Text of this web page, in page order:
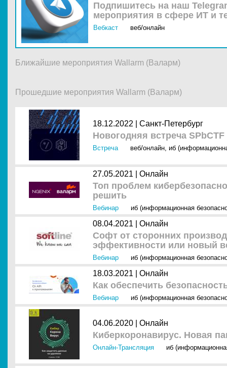
Подпишитесь на наш
мероприятия в сфере ИТ и
Вебкаст веб/онлайн
Ближайшие мероприятия Wallarm (Валарм)
Прошедшие мероприятия Wallarm (Валарм)
18.12.2022 | Санкт-Петербург
Новогодняя встреча
Встреча веб/онлайн, иб
27.05.2021 | Онлайн
Топ проблем
решить
Вебинар иб (информационная
08.04.2021 | Онлайн
Софт от сторонних
эффективности или новый
Вебинар иб (информационная
18.03.2021 | Онлайн
Как обеспечить
Вебинар иб (информационная
04.06.2020 | Онлайн
Киберкоронавирус. Новая
Онлайн-Трансляция иб